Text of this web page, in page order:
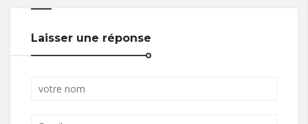
Laisser une réponse